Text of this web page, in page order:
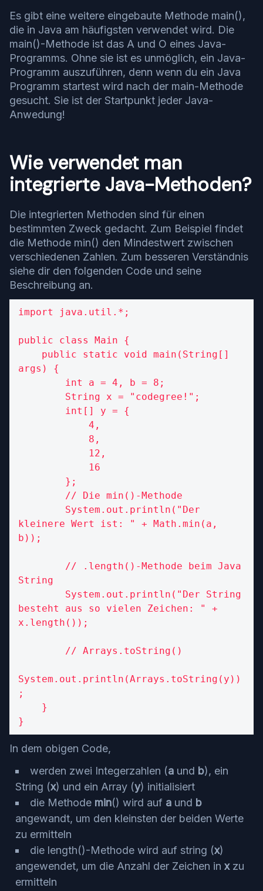
Es gibt eine weitere eingebaute Methode main(),
die in Java am häufigsten verwendet wird. Die
main()-Methode ist das A und O eines Java-
Programms. Ohne sie ist es unmöglich, ein Java-
Programm auszuführen, denn wenn du ein Java
Programm startest wird nach der main-Methode
gesucht. Sie ist der Startpunkt jeder Java-
Anwedung!
Wie verwendet man
integrierte Java-Methoden?
Die integrierten Methoden sind für einen
bestimmten Zweck gedacht. Zum Beispiel findet
die Methode min() den Mindestwert zwischen
verschiedenen Zahlen. Zum besseren Verständnis
siehe dir den folgenden Code und seine
Beschreibung an.
import java.util.*;
public class Main {
args) {
kleinere Wert ist: " + Math.min(a,
b));
String
besteht aus so vielen Zeichen: " +
x.length());
System.out.println(Arrays.toString(y))
;
}
In dem obigen Code,
werden zwei Integerzahlen (a und b), ein
String (x) und ein Array (y) initialisiert
die Methode min() wird auf a und b
angewandt, um den kleinsten der beiden Werte
zu ermitteln
die length()-Methode wird auf string (x)
angewendet, um die Anzahl der Zeichen in xzu
ermitteln